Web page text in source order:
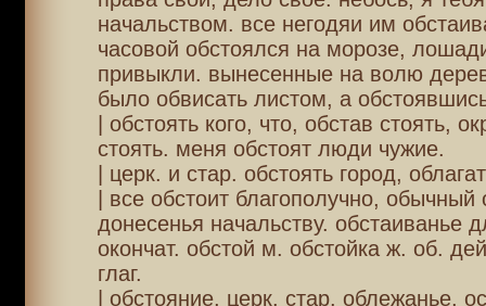
начальством. все негодяи им
часовой обстоялся на морозе,
привыкли. вынесенные на волю
было обвисать листом, а
| обстоять кого, что, обстав стоять,
стоять. меня обстоят люди чужие.
| церк. и стар. обстоять город,
| все обстоит благополучно, обычный
донесенья начальству. обстаиванье
окончат. обстой м. обстойка ж. об.
глаг.
| обстояние, церк. стар. облежанье,